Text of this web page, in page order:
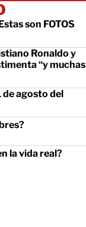
son FOTOS
Ronaldo y
“y muchas
de agosto del
la vida real?